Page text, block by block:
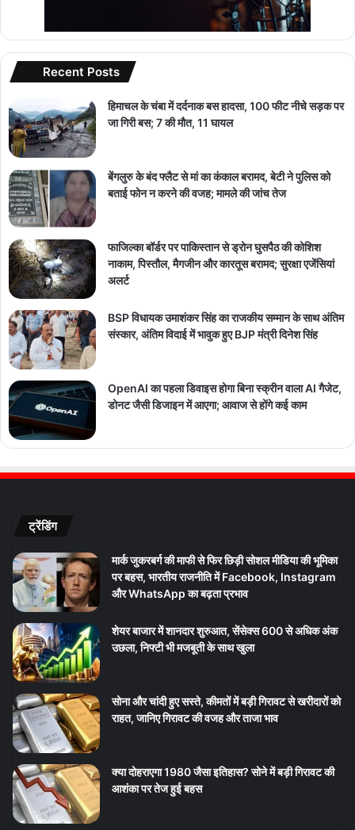
Recent Posts
हिमाचल के चंबा में दर्दनाक बस हादसा, 100 फीट नीचे सड़क पर
जा गिरी बस; 7 की मौत, 11 घायल
बेंगलुरु के बंद फ्लैट से मां का कंकाल बरामद, बेटी ने पुलिस को
बताई फोन न करने की वजह; मामले की जांच तेज
फाजिल्का बॉर्डर पर पाकिस्तान से ड्रोन घुसपैठ की कोशिश
नाकाम, पिस्तौल, मैगजीन और कारतूस बरामद; सुरक्षा एजेंसियां
अलर्ट
BSP विधायक उमाशंकर सिंह का राजकीय सम्मान के साथ अंतिम
संस्कार, अंतिम विदाई में भावुक हुए BJP मंत्री दिनेश सिंह
OpenAI का पहला डिवाइस होगा बिना स्क्रीन वाला AI गैजेट,
डोनट जैसी डिजाइन में आएगा; आवाज से होंगे कई काम
ट्रेंडिंग
मार्क जुकरबर्ग की माफी से फिर छिड़ी सोशल मीडिया की भूमिका
पर बहस, भारतीय राजनीति में Facebook, Instagram
और WhatsApp का बढ़ता प्रभाव
शेयर बाजार में शानदार शुरुआत, सेंसेक्स 600 से अधिक अंक
उछला, निफ्टी भी मजबूती के साथ खुला
सोना और चांदी हुए सस्ते, कीमतों में बड़ी गिरावट से खरीदारों को
राहत, जानिए गिरावट की वजह और ताजा भाव
क्या दोहराएगा 1980 जैसा इतिहास? सोने में बड़ी गिरावट की
आशंका पर तेज हुई बहस